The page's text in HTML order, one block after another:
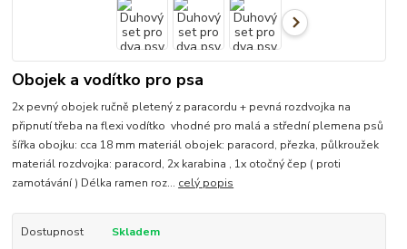
Obojek a vodítko pro psa
2x pevný obojek ručně pletený z paracordu + pevná rozdvojka na
připnutí třeba na flexi vodítko vhodné pro malá a střední plemena psů
šířka obojku: cca 18 mm materiál obojek: paracord, přezka, půlkroužek
materiál rozdvojka: paracord, 2x karabina , 1x otočný čep ( proti
zamotávání ) Délka ramen roz... celý popis
Dostupnost
Skladem